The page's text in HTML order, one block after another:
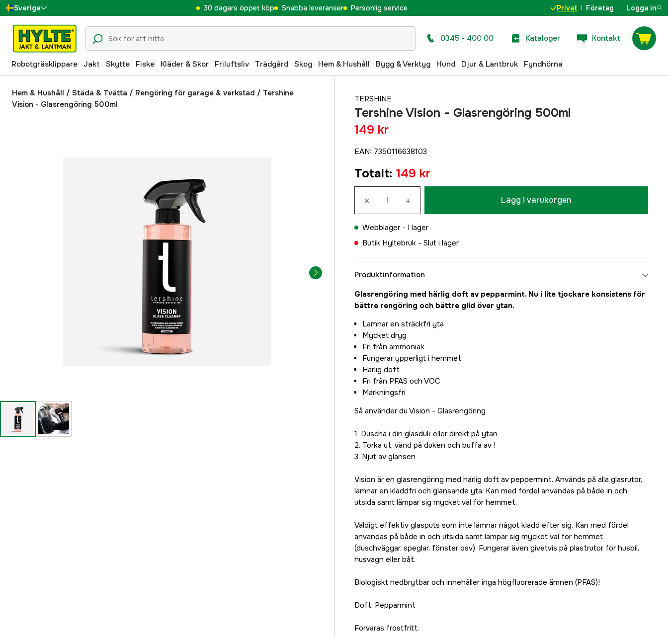
Sverige
Danmark
Suomi
Norge
Deutschland
30 dagars öppet köp Snabba leveranser Personlig service Privat Företag Logga in
0345 - 400 00 Kataloger Kontakt
Robotgräsklippare Jakt Skytte Fiske Kläder & Skor Friluftsliv Trädgård Skog Hem & Hushåll Bygg & Verktyg Hund Djur & Lantbruk Fyndhörna
Hem & Hushåll / Städa & Tvätta / Rengöring för garage & verkstad / Tershine
Vision - Glasrengöring 500ml
TERSHINE
Tershine Vision - Glasrengöring 500ml
149 kr
EAN: 7350116638103
Totalt: 149 kr
× + Lägg i varukorgen
Webblager - I lager
Butik Hyltebruk - Slut i lager
Produktinformation
Glasrengöring med härlig doft av pepparmint. Nu i lite tjockare konsistens för
bättre rengöring och bättre glid över ytan.
Lämnar en sträckfri yta
Mycket dryg
Fri från ammoniak
Fungerar ypperligt i hemmet
Härlig doft
Fri från PFAS och VOC
Märkningsfri
Så använder du Vision - Glasrengöring
1. Duscha i din glasduk eller direkt på ytan
2. Torka ut, vänd på duken och buffa av !
3. Njut av glansen
Vision är en glasrengöring med härlig doft av peppermint. Används på alla glasrutor,
lämnar en kladdfri och glänsande yta. Kan med fördel användas på både in och
utsida samt lämpar sig mycket väl för hemmet.
Väldigt effektiv glasputs som inte lämnar något kladd efter sig. Kan med fördel
användas på både in och utsida samt lämpar sig mycket väl för hemmet
(duschväggar, speglar, fönster osv). Fungerar även givetvis på plastrutor för husbil,
husvagn eller båt.
Biologiskt nedbrytbar och innehåller inga högfluorerade ämnen (PFAS)!
Doft: Pepparmint
Förvaras frostfritt.